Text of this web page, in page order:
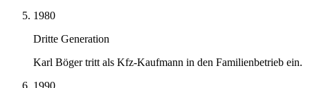
1980
Dritte Generation
Karl Böger tritt als Kfz-Kaufmann in den Familienbetrieb ein.
1990